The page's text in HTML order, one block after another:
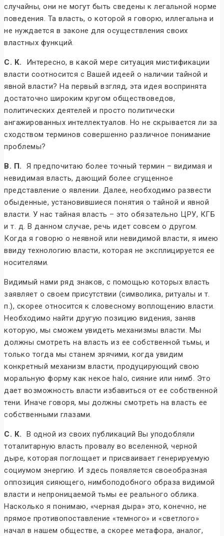
случайны, они не могут быть сведены к легальной норме
поведения. Та власть, о которой я говорю, иллегальна и
не нуждается в законе для осуществления своих
властных функций.
С. К. Интересно, в какой мере ситуация мистификации
власти соотносится с Вашей идеей о наличии тайной и
явной власти? На первый взгляд, эта идея воспринята
достаточно широким кругом обществоведов,
политических деятелей и просто политически
ангажированных интеллектуалов. Но не скрывается ли за
сходством терминов совершенно различное понимание
проблемы?
В. П. Я предпочитаю более точный термин – видимая и
невидимая власть, дающий более сгущенное
представление о явлении. Далее, необходимо развести
обыденные, установившиеся понятия о тайной и явной
власти. У нас тайная власть – это обязательно ЦРУ, КГБ
и т. д. В данном случае, речь идет совсем о другом.
Когда я говорю о неявной или невидимой власти, я имею
ввиду технологию власти, которая не эксплицируется ее
носителями.
Видимый нами ряд знаков, с помощью которых власть
заявляет о своем присутствии (символика, ритуалы и т.
п.), скорее относится к словесному воплощению власти.
Необходимо найти другую позицию видения, заняв
которую, мы сможем увидеть механизмы власти. Мы
должны смотреть на власть из ее собственной тьмы, и
только тогда мы станем зрячими, когда увидим
конкретный механизм власти, продуцирующий свою
моральную форму как некое halo, сияние или нимб. Это
дает возможность власти избавиться от ее собственной
тени. Иначе говоря, мы должны смотреть на власть ее
собственными глазами.
С. К. В одной из своих публикаций Вы уподобляли
тоталитарную власть провалу во вселенной, черной
дыре, которая поглощает и присваивает генерируемую
социумом энергию. И здесь появляется своеобразная
оппозиция сияющего, нимбоподобного образа видимой
власти и непроницаемой тьмы ее реального облика.
Насколько я понимаю, «черная дыра» это, конечно, не
прямое противопоставление «темного» и «светлого»
начал в нашем обществе, а скорее метафора, аналог,